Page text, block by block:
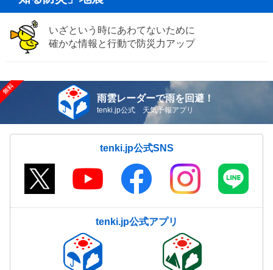
いざという時にあわてないために
確かな情報と行動で防災力アップ
雨雲レーダーで雨を回避！
tenki.jp公式 天気予報アプリ
tenki.jp公式SNS
tenki.jp公式アプリ